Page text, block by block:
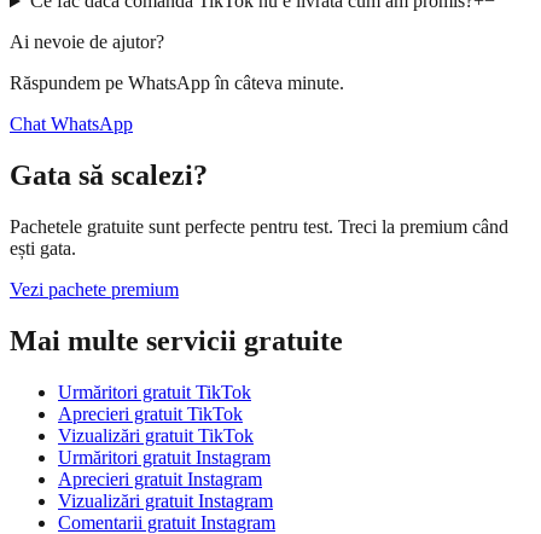
Ai nevoie de ajutor?
Răspundem pe WhatsApp în câteva minute.
Chat WhatsApp
Gata să scalezi?
Pachetele gratuite sunt perfecte pentru test. Treci la premium când
ești gata.
Vezi pachete premium
Mai multe servicii gratuite
Urmăritori gratuit TikTok
Aprecieri gratuit TikTok
Vizualizări gratuit TikTok
Urmăritori gratuit Instagram
Aprecieri gratuit Instagram
Vizualizări gratuit Instagram
Comentarii gratuit Instagram